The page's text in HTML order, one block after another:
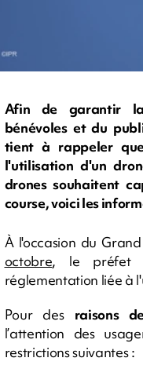
Afin de garantir
bénévoles et du
tient à rappeler
l'utilisation d'un
drones souhaitent
course, voici les
À l'occasion du
octobre, le préfet
réglementation liée à
Pour des raisons
l’attention des
restrictions suivantes :